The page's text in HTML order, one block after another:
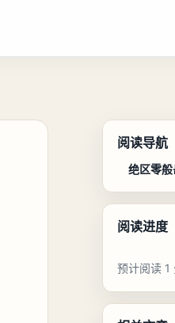
阅读导航
绝区零
阅读进度
预计阅读 1